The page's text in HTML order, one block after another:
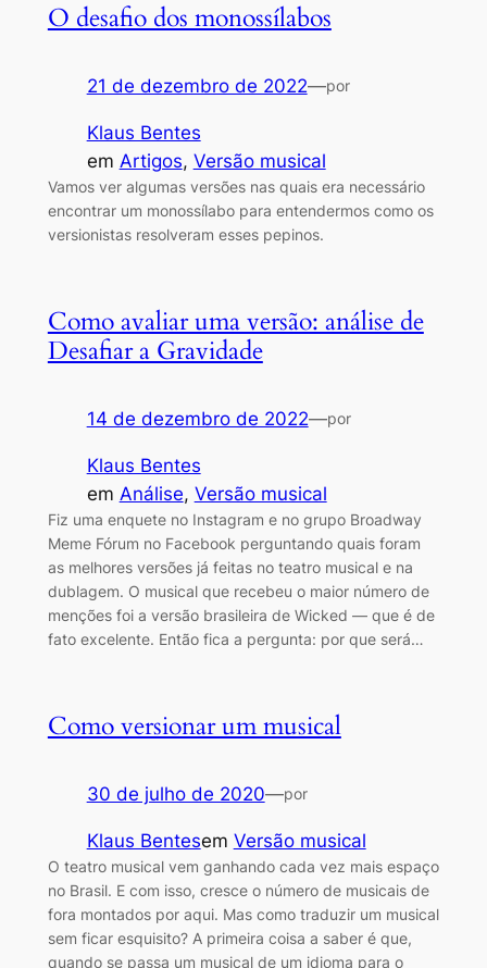
O desafio dos monossílabos
21 de dezembro de 2022—por
Klaus Bentes
em Artigos, Versão musical
Vamos ver algumas versões nas quais era necessário
encontrar um monossílabo para entendermos como os
versionistas resolveram esses pepinos.
Como avaliar uma versão: análise de
Desafiar a Gravidade
14 de dezembro de 2022—por
Klaus Bentes
em Análise, Versão musical
Fiz uma enquete no Instagram e no grupo Broadway
Meme Fórum no Facebook perguntando quais foram
as melhores versões já feitas no teatro musical e na
dublagem. O musical que recebeu o maior número de
menções foi a versão brasileira de Wicked — que é de
fato excelente. Então fica a pergunta: por que será…
Como versionar um musical
30 de julho de 2020—por
Klaus Bentesem Versão musical
O teatro musical vem ganhando cada vez mais espaço
no Brasil. E com isso, cresce o número de musicais de
fora montados por aqui. Mas como traduzir um musical
sem ficar esquisito? A primeira coisa a saber é que,
quando se passa um musical de um idioma para o